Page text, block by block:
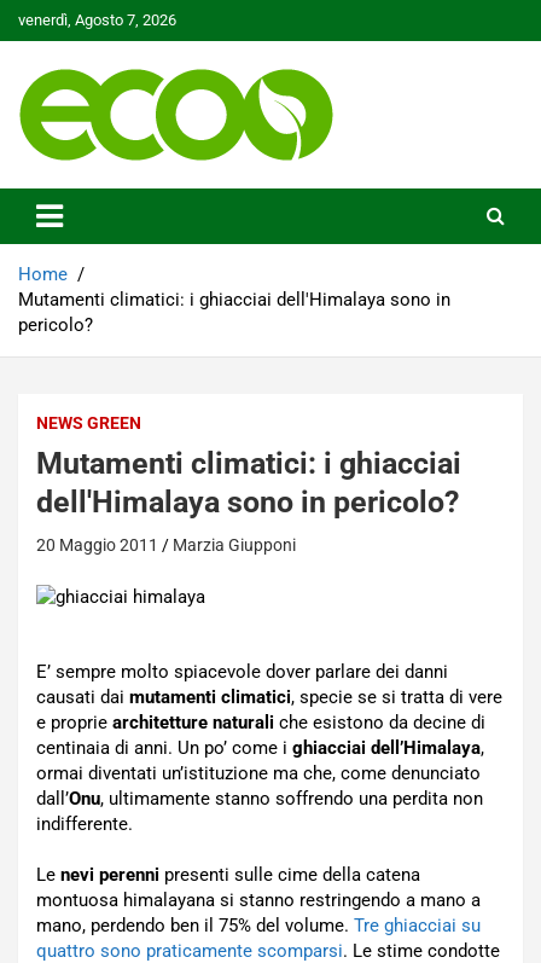
to
venerdì, Agosto 7, 2026
Ecoo.it
Home
Mutamenti climatici: i ghiacciai dell'Himalaya sono in
pericolo?
NEWS GREEN
Mutamenti climatici: i ghiacciai
dell'Himalaya sono in pericolo?
20 Maggio 2011 Marzia Giupponi
E’ sempre molto spiacevole dover parlare dei danni
causati dai mutamenti climatici, specie se si tratta di vere
e proprie architetture naturali che esistono da decine di
centinaia di anni. Un po’ come i ghiacciai dell’Himalaya,
ormai diventati un’istituzione ma che, come denunciato
dall’Onu, ultimamente stanno soffrendo una perdita non
indifferente.
Le nevi perenni presenti sulle cime della catena
montuosa himalayana si stanno restringendo a mano a
mano, perdendo ben il 75% del volume. Tre ghiacciai su
quattro sono praticamente scomparsi. Le stime condotte